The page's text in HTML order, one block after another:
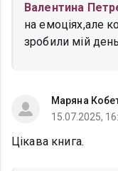
Валентина
на емоціях,але
зробили мій
Маряна
15.07.2025,
Цікава книга.